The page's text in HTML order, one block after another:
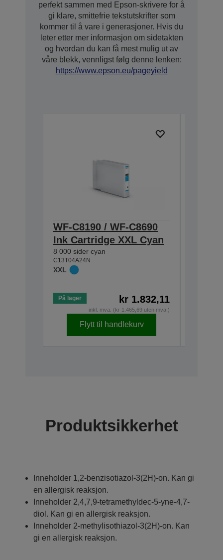
perfekt sammen med Epson-skrivere for å
gi klare, smittefrie tekstutskrifter som
kommer til å vare i generasjoner. Hvis du
leter etter mer informasjon om sidetakten
og hvordan du kan få mest mulig ut av
våre blekk, vennligst følg denne lenken:
https://www.epson.eu/pageyield
WF-C8190 / WF-C8690
Ink Cartridge XXL Cyan
8 000 sider cyan
C13T04A24N
XXL
På lager kr 1.832,11
inkl. mva. (kr 1.465,69 uten mva.)
Flytt til handlekurv
Produktsikkerhet
Inneholder 1,2-benzisotiazol-3(2H)-on. Kan gi
en allergisk reaksjon.
Inneholder 2,4,7,9-tetramethyldec-5-yne-4,7-
diol. Kan gi en allergisk reaksjon.
Inneholder 2-methylisothiazol-3(2H)-on. Kan
gi en allergisk reaksjon.